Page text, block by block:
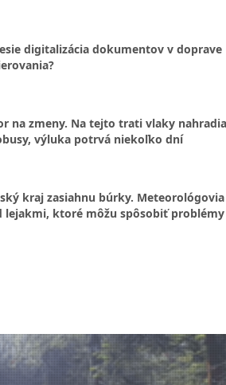
digitalizácia dokumentov v doprave
na zmeny. Na tejto trati vlaky nahradia
výluka potrvá niekoľko dní
kraj zasiahnu búrky.
lejakmi, ktoré môžu spôsobiť problémy